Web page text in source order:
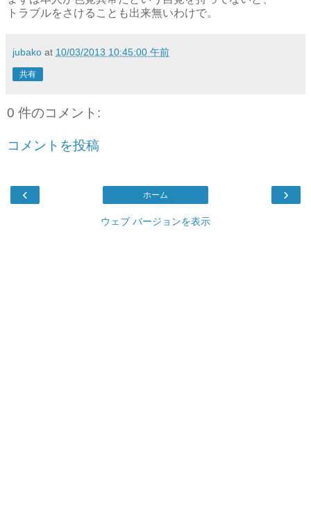
トラブルをさけることも出来無いわけで。
jubako at 10/03/2013 10:45:00 午前
共有
0 件のコメント:
コメントを投稿
‹ ›
ホーム
ウェブ バージョンを表示